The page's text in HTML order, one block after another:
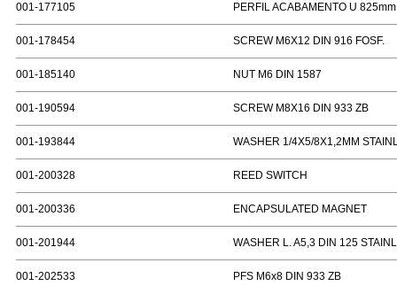
001-177105 PERFIL ACABAMENTO U 825mm
001-178454 SCREW M6X12 DIN 916 FOSF.
001-185140 NUT M6 DIN 1587
001-190594 SCREW M8X16 DIN 933 ZB
001-193844 WASHER 1/4X5/8X1,2MM
001-200328 REED SWITCH
001-200336 ENCAPSULATED MAGNET
001-201944 WASHER L. A5,3 DIN 125
001-202533 PFS M6x8 DIN 933 ZB